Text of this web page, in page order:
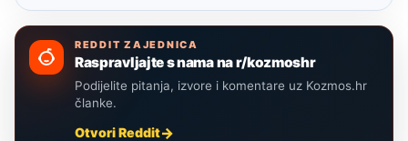
REDDIT ZAJEDNICA
Raspravljajte s nama na r/kozmoshr
Podijelite pitanja, izvore i komentare uz Kozmos.hr
članke.
Otvori Reddit